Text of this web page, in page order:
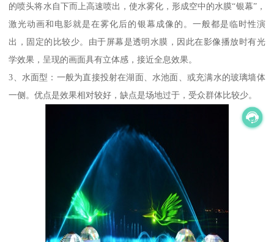
的喷头将水自下而上高速喷出，使水雾化，形成空中的水膜“银幕”，
激光动画和电影就是在雾化后的银幕成像的。一般都是临时性演
出，固定的比较少。由于屏幕是透明水膜，因此在影像播放时有光
学效果，呈现的画面具有立体感，接近全息效果。
3、水面型：一般为直接投射在湖面、水池面、或充满水的玻璃墙体
一侧。优点是效果相对较好，缺点是场地过于，受众群体比较少。